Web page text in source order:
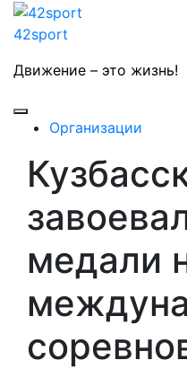
Skip
42sport
Движение – это жизнь!
Open
Button
Организации
Close
Button
медали